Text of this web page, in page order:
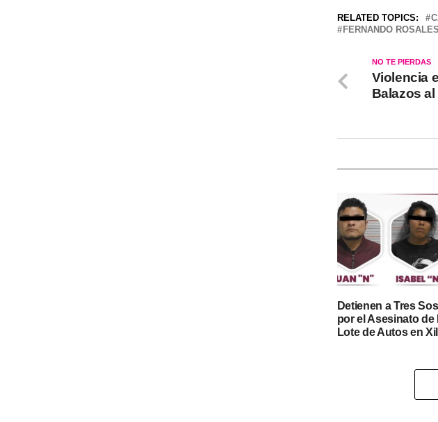
RELATED TOPICS:
FERNANDO
NO TE PIERDAS
Violencia
Balazos
Detienen a Tres
por el Asesinato de
Lote de Autos en